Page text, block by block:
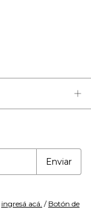
ingresá acá. / Botón de